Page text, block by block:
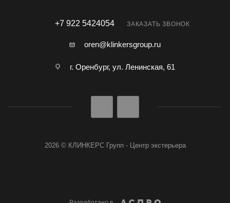
+7 922 5424054 ЗАКАЗАТЬ ЗВОНОК
oren@klinkersgroup.ru
г. Оренбург, ул. Ленинская, 61
2026 © КЛИНКЕРС Групп - Центр экстерьера